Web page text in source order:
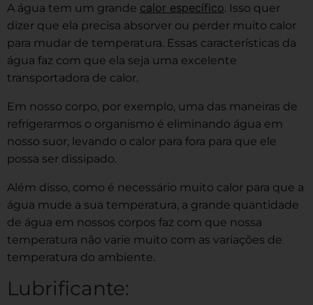
A água tem um grande calor específico. Isso quer
dizer que ela precisa absorver ou perder muito calor
para mudar de temperatura. Essas características da
água faz com que ela seja uma excelente
transportadora de calor.
Em nosso corpo, por exemplo, uma das maneiras de
refrigerarmos o organismo é eliminando água em
nosso suor, levando o calor para fora para que ele
possa ser dissipado.
Além disso, como é necessário muito calor para que a
água mude a sua temperatura, a grande quantidade
de água em nossos corpos faz com que nossa
temperatura não varie muito com as variações de
temperatura do ambiente.
Lubrificante: